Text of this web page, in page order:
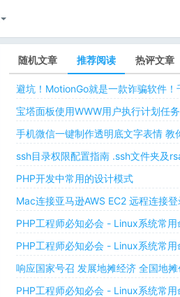
随机文章 推荐阅读 热评文章
避坑！MotionGo就是一款诈骗软件！
宝塔面板使用WWW用户执行计划任
手机微信一键制作透明底文字表情
ssh目录权限配置指南 .ssh文件夹及
PHP开发中常用的设计模式
Mac连接亚马逊AWS EC2 远程连接
PHP工程师必知必会 - Linux系统常
PHP工程师必知必会 - Linux系统常
响应国家号召 发展地摊经济 全国地摊
PHP工程师必知必会 - Linux系统常用